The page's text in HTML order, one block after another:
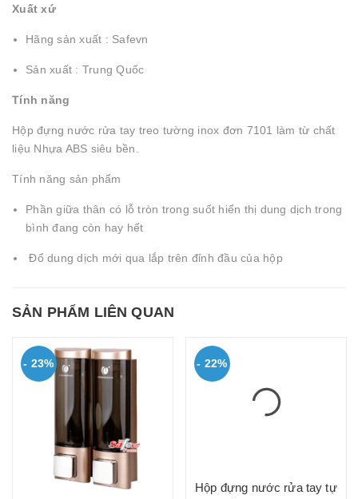
Xuất xứ
Hãng sản xuất : Safevn
Sản xuất : Trung Quốc
Tính năng
Hộp đựng nước rửa tay treo tường inox đơn 7101 làm từ chất
liệu Nhựa ABS siêu bền.
Tính năng sản phẩm
Phần giữa thân có lỗ tròn trong suốt hiển thị dung dịch trong
bình đang còn hay hết
Đổ dung dịch mới qua lắp trên đỉnh đầu của hộp
SẢN PHẨM LIÊN QUAN
- 23% - 22%
Hộp đựng nước rửa tay tự